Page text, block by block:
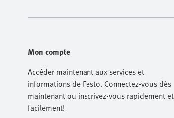
Mon compte
Accéder maintenant aux services et
informations de Festo. Connectez-vous dès
maintenant ou inscrivez-vous rapidement et
facilement!